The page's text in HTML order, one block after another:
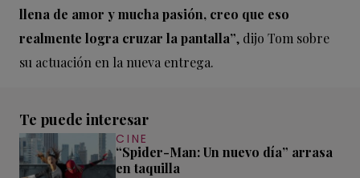
llena de amor y mucha pasión, creo que eso
realmente logra cruzar la pantalla”, dijo Tom sobre
su actuación en la nueva entrega.
Te puede interesar
CINE
“Spider-Man: Un nuevo día” arrasa
en taquilla